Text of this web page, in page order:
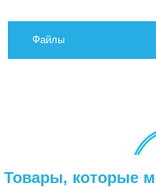
Файлы
Товары, которые